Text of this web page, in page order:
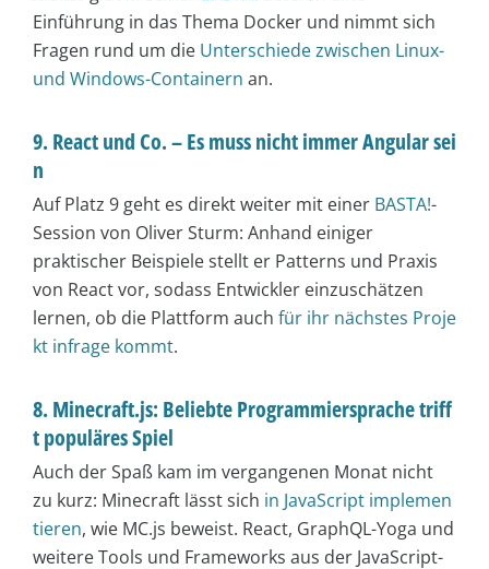
Einführung in das Thema Docker und nimmt sich
Fragen rund um die Unterschiede zwischen Linux-
und Windows-Containern an.
9. React und Co. – Es muss nicht immer Angular sei
n
Auf Platz 9 geht es direkt weiter mit einer BASTA!-
Session von Oliver Sturm: Anhand einiger
praktischer Beispiele stellt er Patterns und Praxis
von React vor, sodass Entwickler einzuschätzen
lernen, ob die Plattform auch für ihr nächstes Proje
kt infrage kommt.
8. Minecraft.js: Beliebte Programmiersprache triff
t populäres Spiel
Auch der Spaß kam im vergangenen Monat nicht
zu kurz: Minecraft lässt sich in JavaScript implemen
tieren, wie MC.js beweist. React, GraphQL-Yoga und
weitere Tools und Frameworks aus der JavaScript-